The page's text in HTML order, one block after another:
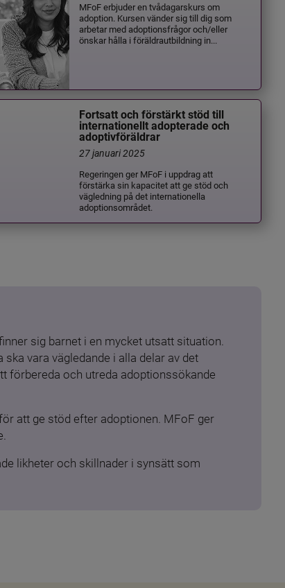
MFoF erbjuder en tvådagarskurs om
adoption. Kursen vänder sig till dig som
arbetar med adoptionsfrågor och/eller
önskar hålla i föräldrautbildning in...
Fortsatt och förstärkt stöd till
internationellt adopterade och
adoptivföräldrar
27 januari 2025
Regeringen ger MFoF i uppdrag att
förstärka sin kapacitet att ge stöd och
vägledning på det internationella
adoptionsområdet.
sig barnet i en mycket utsatt situation.
vara vägledande i alla delar av det
förbereda och utreda adoptionssökande
att ge stöd efter adoptionen. MFoF ger
likheter och skillnader i synsätt som